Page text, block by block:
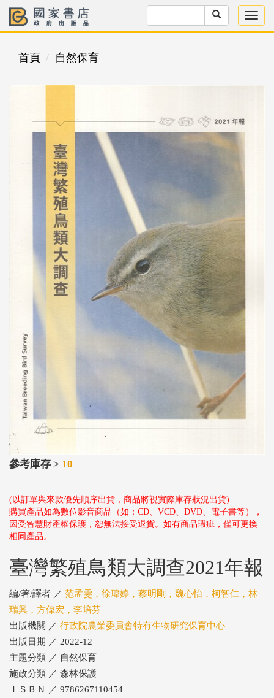
首頁 自然保育
參考庫存 > 10
(以訂單與來款優先順序出貨，商品將視實際庫存狀況出貨)
購買產品如為數位影音商品（如：CD、VCD、DVD、電子書等），
因受智慧財產權保護，恕無法接受退貨。如有商品瑕疵，僅可更換
相同產品。
臺灣繁殖鳥類大調查2021年報
編/著/譯者 ／ 范孟雯，徐瑋婷，蔡明剛，魏心怡，柯智仁，林
瑞興，方偉宏，李培芬
出版機關 ／ 行政院農業委員會特有生物研究保育中心
出版日期 ／ 2022-12
主題分類 ／ 自然保育
施政分類 ／ 森林保護
ＩＳＢＮ ／ 9786267110454